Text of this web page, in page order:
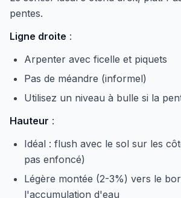
pentes.
Ligne droite :
Arpenter avec ficelle et piquets
Pas de méandre (informel)
Utilisez un niveau à bulle si la
Hauteur :
Idéal : flush avec le sol sur les
pas enfoncé)
Légère montée (2-3%) vers le
l'accumulation d'eau